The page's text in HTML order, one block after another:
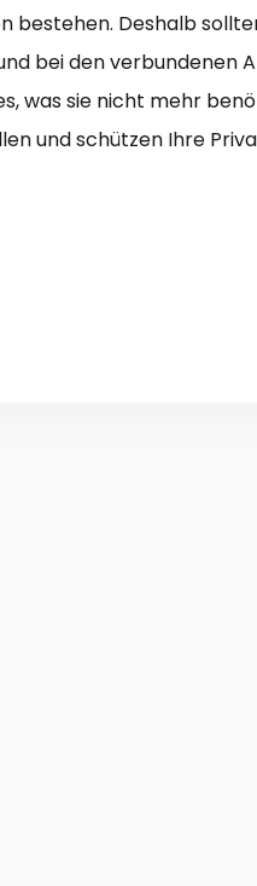
Deshalb
bei den verbundenen
was sie nicht mehr
und schützen Ihre